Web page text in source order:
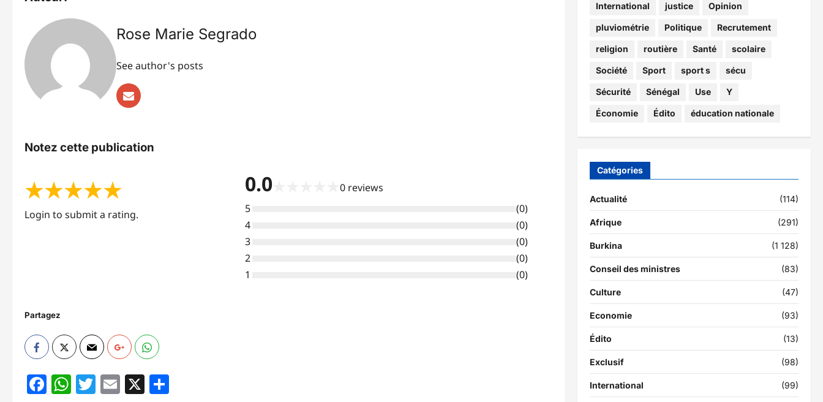
Rose Marie Segrado
See author's posts
Notez cette publication
★★★★★
Login to submit a rating.
0.0★ 0 reviews
5
(0)
4
(0)
3
(0)
2
(0)
1
(0)
Partagez
Facebook
WhatsApp
Twitter
Email
X
International justice Opinion
pluviométrie Politique Recrutement
religion routière Santé scolaire
Société Sport sport s sécu
Sécurité Sénégal Use Y
Économie Édito éducation nationale
Catégories
Actualité (114)
Afrique (291)
Burkina (1 128)
Conseil des ministres (83)
Culture (47)
Economie (93)
Édito (13)
Exclusif (98)
International (99)